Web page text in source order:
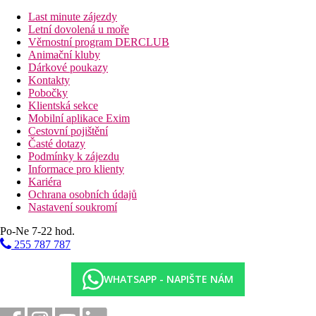
bazén:sdílený bazén.
Dvoulůžkový pokoj, Superior, Sea Front, Swim-up:
sdílený bazén, přímý výhled na moře.
Bungalov, Superior:
Junior Suita, Výhled zahrada:
Family Suita:
Family Suita, Swim-up, Sdílený bazén:
ložnice oddělená posuvnými dveřmi.
Family Suita, 2 ložnice, Swim-up, Sdílený
bazén:ložnice v patře, obývací pokoj v přízemí, místnosti
jsou oddělené dveřmi, z terasy přístup do sdíleného
bazénu
Suita, Swimp-up, Sdílený bazén:
obytný prostor, sdílený bazén.
Suita, Sea Front, Sdílený bazén:
obytný prostor, sdílený bazén, blíže k moři.
pokoj, privátní bazén
Residence:
Jednolůžkový pokoj
Last minute zájezdy
Letní dovolená u moře
Věrnostní program DERCLUB
Animační kluby
Dárkové poukazy
Kontakty
Pobočky
Klientská sekce
Mobilní aplikace Exim
Cestovní pojištění
Časté dotazy
Podmínky k zájezdu
Informace pro klienty
Kariéra
Ochrana osobních údajů
Nastavení soukromí
Po-Ne 7-22 hod.
255 787 787
WHATSAPP - NAPIŠTE NÁM